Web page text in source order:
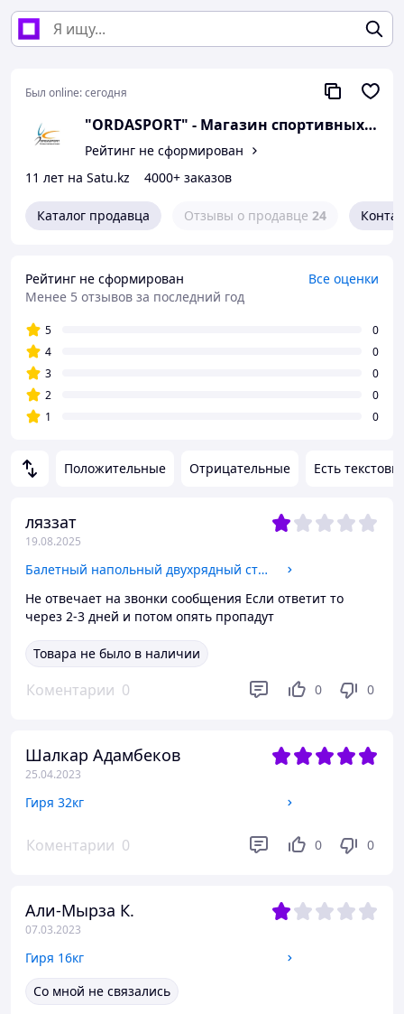
Был online:сегодня
"ORDASPORT" - Магазин спортивных товаров
Рейтинг не сформирован
11 лет на Satu.kz
4000+ заказов
Каталог продавца Отзывы о продавце 24
Положительные Отрицательные Есть
ляззат
19.08.2025
Балетный напольный двухрядный станок 1м
Не отвечает на звонки сообщения Если ответит то
через 2-3 дней и потом опять пропадут
Товара не было в наличии
Коментарии 0 0 0
Шалкар Адамбеков
25.04.2023
Гиря 32кг
Коментарии 0 0 0
Али-Мырза К.
07.03.2023
Гиря 16кг
Со мной не связались
Рейтинг не сформирован
Все оценки
Менее 5 отзывов за последний год
5
0
4
0
3
0
2
0
1
0